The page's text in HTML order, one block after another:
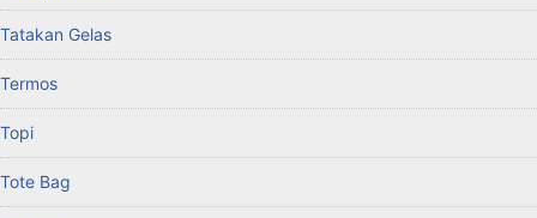
Tatakan Gelas
Termos
Topi
Tote Bag